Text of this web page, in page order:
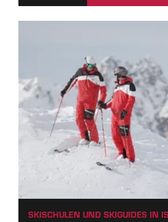
SKISCHULEN UND SKIGUIDES IN